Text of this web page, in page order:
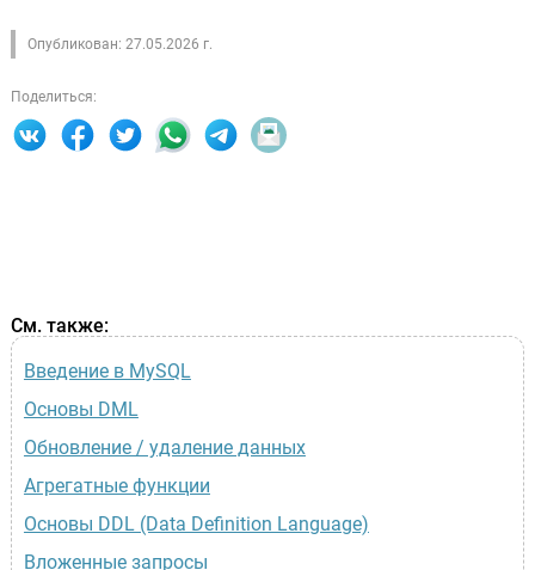
Опубликован: 27.05.2026 г.
Поделиться:
См. также:
Введение в MySQL
Основы DML
Обновление / удаление данных
Агрегатные функции
Основы DDL (Data Definition Language)
Вложенные запросы